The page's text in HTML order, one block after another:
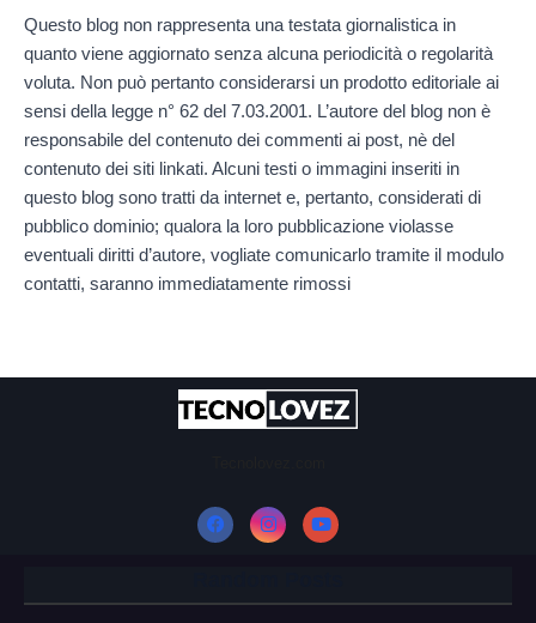
Questo blog non rappresenta una testata giornalistica in
quanto viene aggiornato senza alcuna periodicità o regolarità
voluta. Non può pertanto considerarsi un prodotto editoriale ai
sensi della legge n° 62 del 7.03.2001. L’autore del blog non è
responsabile del contenuto dei commenti ai post, nè del
contenuto dei siti linkati. Alcuni testi o immagini inseriti in
questo blog sono tratti da internet e, pertanto, considerati di
pubblico dominio; qualora la loro pubblicazione violasse
eventuali diritti d’autore, vogliate comunicarlo tramite il modulo
contatti, saranno immediatamente rimossi